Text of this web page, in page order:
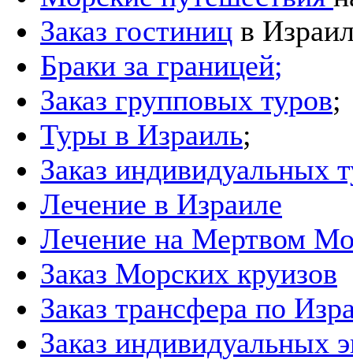
Заказ гостиниц в
Браки за границей;
Заказ групповых туров;
Туры в Израиль;
Заказ индивидуальных
Лечение в Израиле
Лечение на Мертвом
Заказ Морских круизов
Заказ трансфера по
Заказ индивидуальных